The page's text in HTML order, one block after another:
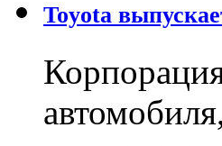
Toyota